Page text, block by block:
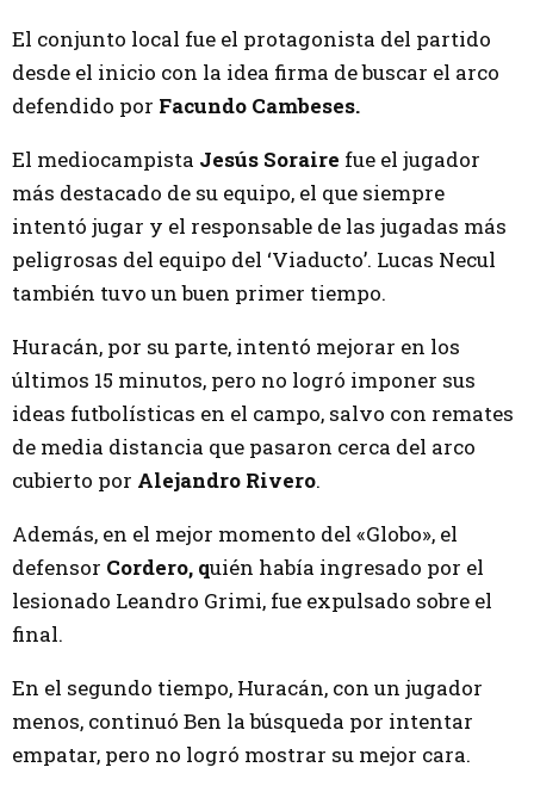
El conjunto local fue el protagonista del partido
desde el inicio con la idea firma de buscar el arco
defendido por Facundo Cambeses.
El mediocampista Jesús Soraire fue el jugador
más destacado de su equipo, el que siempre
intentó jugar y el responsable de las jugadas más
peligrosas del equipo del ‘Viaducto’. Lucas Necul
también tuvo un buen primer tiempo.
Huracán, por su parte, intentó mejorar en los
últimos 15 minutos, pero no logró imponer sus
ideas futbolísticas en el campo, salvo con remates
de media distancia que pasaron cerca del arco
cubierto por Alejandro Rivero.
Además, en el mejor momento del «Globo», el
defensor Cordero, quién había ingresado por el
lesionado Leandro Grimi, fue expulsado sobre el
final.
En el segundo tiempo, Huracán, con un jugador
menos, continuó Ben la búsqueda por intentar
empatar, pero no logró mostrar su mejor cara.